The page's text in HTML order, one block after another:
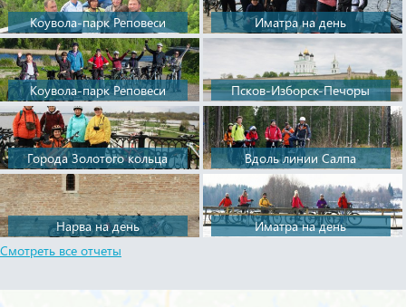
Коувола-парк Реповеси Иматра на день
Коувола-парк Реповеси Псков-Изборск-Печоры
Города Золотого кольца Вдоль линии Салпа
Нарва на день
Иматра на день
Смотреть все отчеты